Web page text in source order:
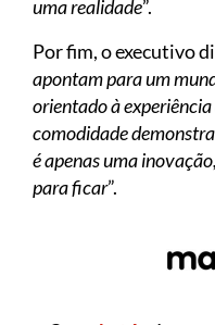
uma realidade”.
Por fim, o executivo
apontam para um
orientado à
comodidade
é apenas uma
para ficar”.